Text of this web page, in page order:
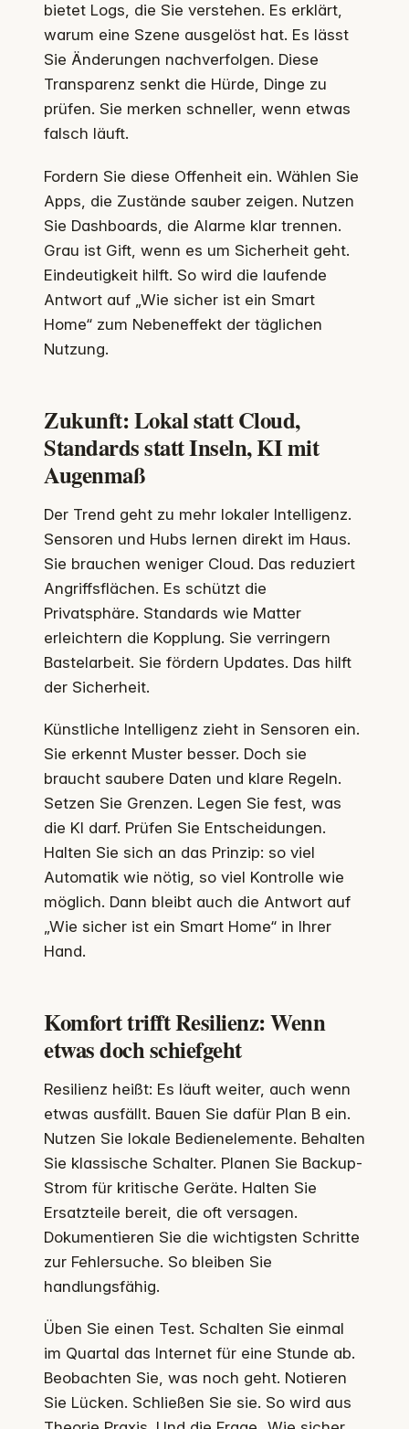
bietet Logs, die Sie verstehen. Es erklärt,
warum eine Szene ausgelöst hat. Es lässt
Sie Änderungen nachverfolgen. Diese
Transparenz senkt die Hürde, Dinge zu
prüfen. Sie merken schneller, wenn etwas
falsch läuft.
Fordern Sie diese Offenheit ein. Wählen Sie
Apps, die Zustände sauber zeigen. Nutzen
Sie Dashboards, die Alarme klar trennen.
Grau ist Gift, wenn es um Sicherheit geht.
Eindeutigkeit hilft. So wird die laufende
Antwort auf „Wie sicher ist ein Smart
Home“ zum Nebeneffekt der täglichen
Nutzung.
Zukunft: Lokal statt Cloud,
Standards statt Inseln, KI mit
Augenmaß
Der Trend geht zu mehr lokaler Intelligenz.
Sensoren und Hubs lernen direkt im Haus.
Sie brauchen weniger Cloud. Das reduziert
Angriffsflächen. Es schützt die
Privatsphäre. Standards wie Matter
erleichtern die Kopplung. Sie verringern
Bastelarbeit. Sie fördern Updates. Das hilft
der Sicherheit.
Künstliche Intelligenz zieht in Sensoren ein.
Sie erkennt Muster besser. Doch sie
braucht saubere Daten und klare Regeln.
Setzen Sie Grenzen. Legen Sie fest, was
die KI darf. Prüfen Sie Entscheidungen.
Halten Sie sich an das Prinzip: so viel
Automatik wie nötig, so viel Kontrolle wie
möglich. Dann bleibt auch die Antwort auf
„Wie sicher ist ein Smart Home“ in Ihrer
Hand.
Komfort trifft Resilienz: Wenn
etwas doch schiefgeht
Resilienz heißt: Es läuft weiter, auch wenn
etwas ausfällt. Bauen Sie dafür Plan B ein.
Nutzen Sie lokale Bedienelemente. Behalten
Sie klassische Schalter. Planen Sie Backup-
Strom für kritische Geräte. Halten Sie
Ersatzteile bereit, die oft versagen.
Dokumentieren Sie die wichtigsten Schritte
zur Fehlersuche. So bleiben Sie
handlungsfähig.
Üben Sie einen Test. Schalten Sie einmal
im Quartal das Internet für eine Stunde ab.
Beobachten Sie, was noch geht. Notieren
Sie Lücken. Schließen Sie sie. So wird aus